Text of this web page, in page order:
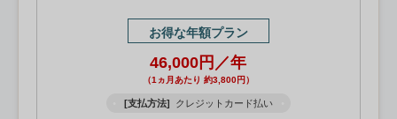
お得な年額プラン
46,000円／年
（1ヵ月あたり 約3,800円）
[支払方法] クレジットカード払い